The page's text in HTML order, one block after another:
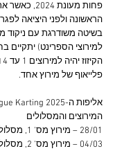
פחות מעונת
הראשונה ולפני היציאה
בשיטה משודרגת עם ניקוד
למירוצי הספרינט) יתקיים
פלייאוף של מירוץ אחד.
המירוצים והמסלולים
28/01 – מירוץ מס' 1, מסלול דן קארטינג חיפה
04/03 – מירוץ מס' 2, מסלול דן קארטינג חוצות